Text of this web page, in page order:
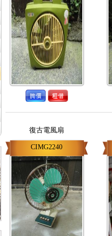
復古電風扇
CIMG2240